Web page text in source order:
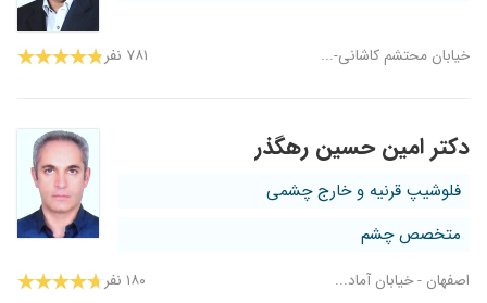
خیابان محتشم کاشانی-... ۷۸۱ نفر
دکتر امین حسین رهگذر
فلوشیپ قرنیه و خارج چشمی
متخصص چشم
اصفهان - خیابان آماد... ۱۸۰ نفر